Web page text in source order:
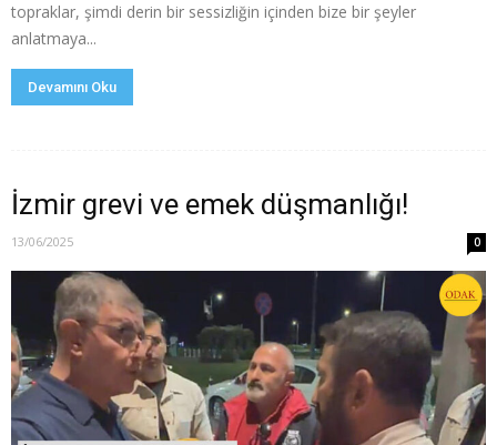
topraklar, şimdi derin bir sessizliğin içinden bize bir şeyler
anlatmaya...
Devamını Oku
İzmir grevi ve emek düşmanlığı!
13/06/2025 0